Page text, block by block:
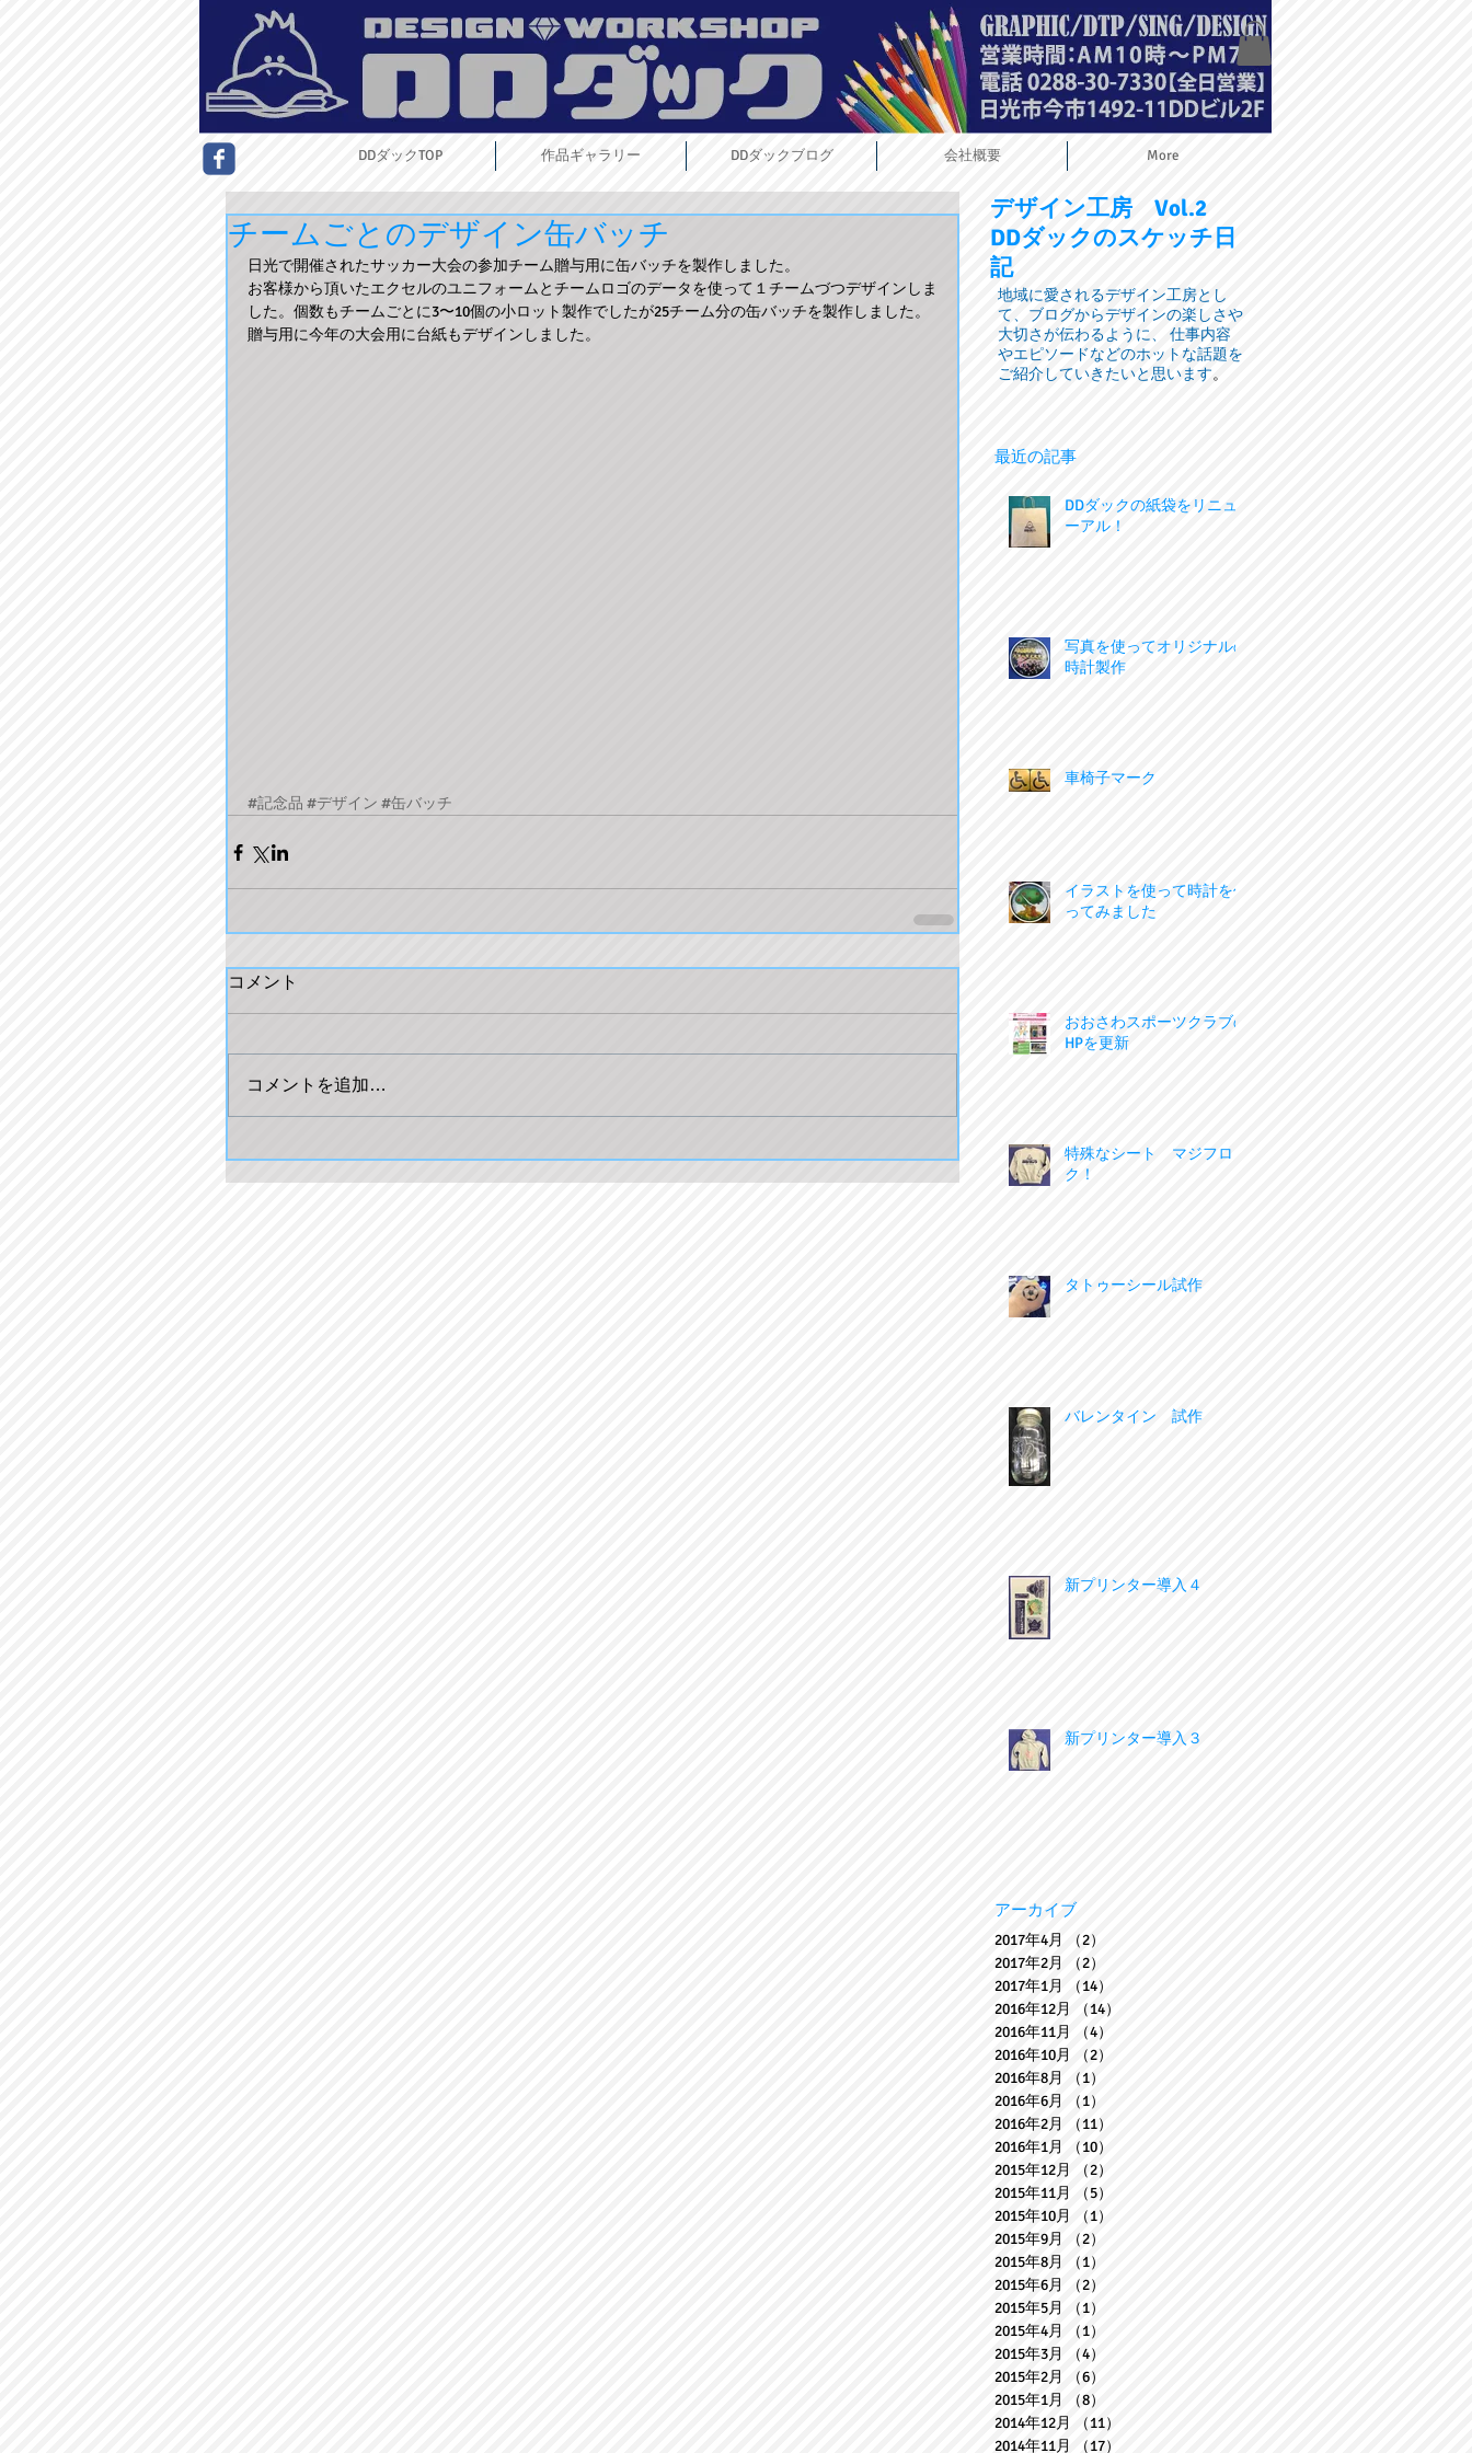
チームごとのデザイン缶バッチ
日光で開催されたサッカー大会の参加チーム贈与用に缶バッチを製作しました。
お客様から頂いたエクセルのユニフォームとチームロゴのデータを使って１チームづつデザインしま
した。個数もチームごとに3〜10個の小ロット製作でしたが25チーム分の缶バッチを製作しました。
贈与用に今年の大会用に台紙もデザインしました。
#記念品 #デザイン #缶バッチ
コメント
コメントを追加…
デザイン工房 Vol.2
DDダックのスケッチ日
記
地域に愛されるデザイン工房とし
て、ブログからデザインの楽しさや
大切さが伝わるように、 仕事内容
やエピソードなどのホットな話題を
ご紹介していきたいと思います。
最近の記事
DDダックの紙袋をリニュ
ーアル！
写真を使ってオリジナルの
時計製作
車椅子マーク
イラストを使って時計を作
ってみました
おおさわスポーツクラブの
HPを更新
特殊なシート マジフロッ
ク！
タトゥーシール試作
バレンタイン 試作
新プリンター導入４
新プリンター導入３
アーカイブ
2017年4月 （2）
2017年2月
（2）
2017年1月
（14）
2016年12月
（14）
2016年11月
（4）
2016年10月
（2）
2016年8月
（1）
2016年6月
（1）
2016年2月
（11）
2016年1月
（10）
2015年12月
（2）
2015年11月
（5）
2015年10月
（1）
2015年9月
（2）
2015年8月
（1）
2015年6月
（2）
2015年5月
（1）
2015年4月
（1）
2015年3月
（4）
2015年2月
（6）
2015年1月
（8）
2014年12月
（11）
2014年11月
（17）
DDダックTOP 作品ギャラリー DDダックブログ 会社概要 More